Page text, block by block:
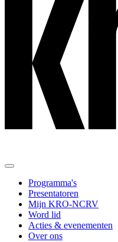
Programma's
Presentatoren
Mijn KRO-NCRV
Word lid
Acties & evenementen
Over ons